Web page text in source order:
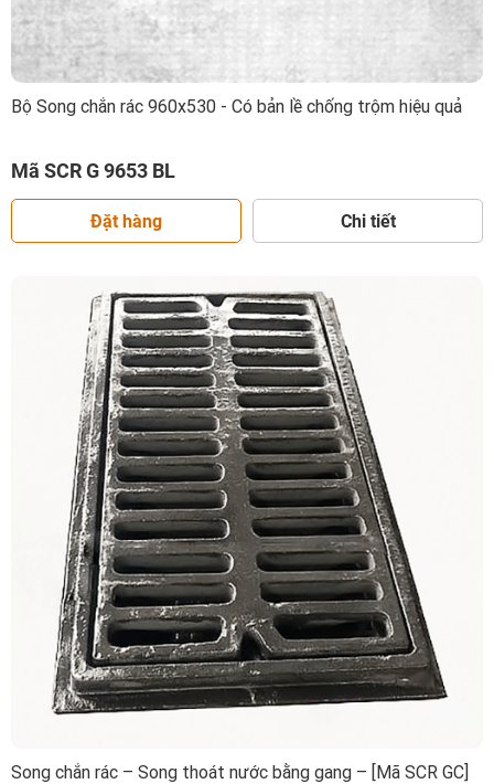
Bộ Song chắn rác 960x530 - Có bản lề chống trộm hiệu quả
Mã SCR G 9653 BL
Đặt hàng Chi tiết
Song chắn rác – Song thoát nước bằng gang – [Mã SCR GC]